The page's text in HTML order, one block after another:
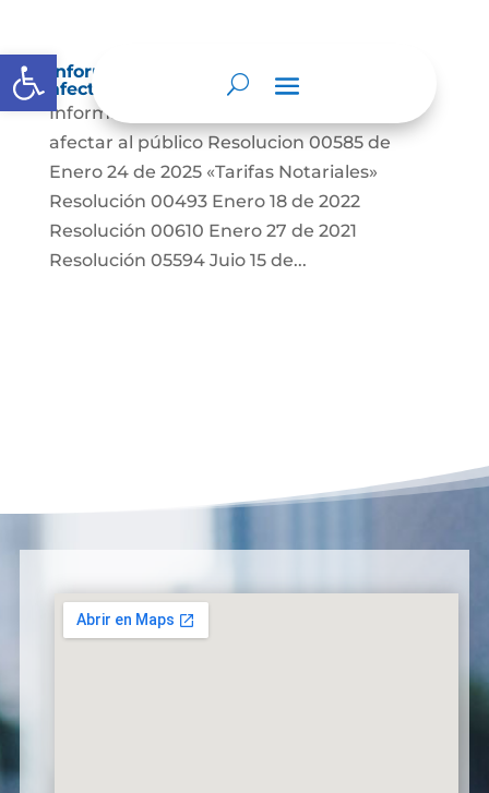
Abrir barra de herramientas
Información sobre decisiones que puede
afectar al público
Información sobre decisiones que puede
afectar al público Resolucion 00585 de
Enero 24 de 2025 «Tarifas Notariales»
Resolución 00493 Enero 18 de 2022
Resolución 00610 Enero 27 de 2021
Resolución 05594 Juio 15 de...